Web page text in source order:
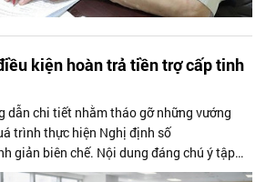
kiện hoàn trả tiền trợ cấp tinh
dẫn chi tiết nhằm tháo gỡ những vướng
trình thực hiện Nghị định số
giản biên chế. Nội dung đáng chú ý tập
các trường hợp phải hoàn trả hoặc không